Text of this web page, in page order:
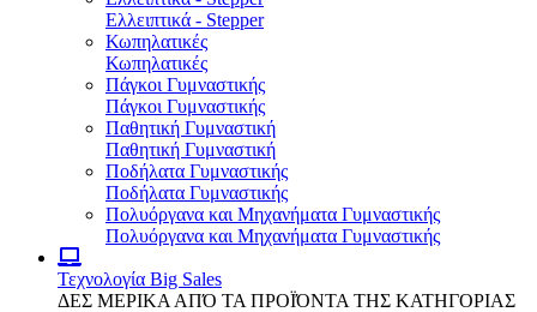
Ελλειπτικά - Stepper
Κωπηλατικές
Κωπηλατικές
Πάγκοι Γυμναστικής
Πάγκοι Γυμναστικής
Παθητική Γυμναστική
Παθητική Γυμναστική
Ποδήλατα Γυμναστικής
Ποδήλατα Γυμναστικής
Πολυόργανα και Μηχανήματα Γυμναστικής
Πολυόργανα και Μηχανήματα Γυμναστικής
Τεχνολογία Big Sales
ΔΕΣ ΜΕΡΙΚΑ ΑΠΌ ΤΑ ΠΡΟΪΌΝΤΑ ΤΗΣ ΚΑΤΗΓΟΡΙΑΣ